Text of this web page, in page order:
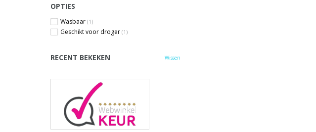
OPTIES
Wasbaar (1)
Geschikt voor droger (1)
RECENT BEKEKEN Wissen